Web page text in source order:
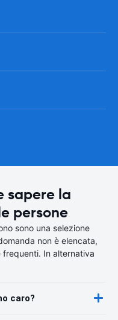
sapere la
persone
sono una selezione
non è elencata,
In alternativa
caro?